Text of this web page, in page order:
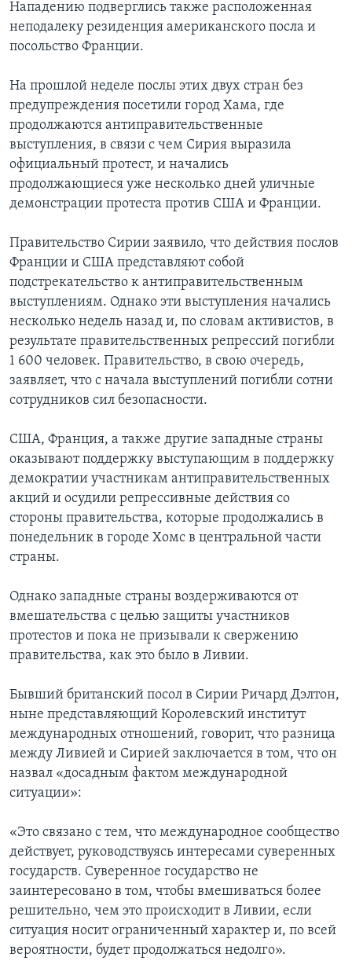
Нападению подверглись также расположенная
неподалеку резиденция американского посла и
посольство Франции.
На прошлой неделе послы этих двух стран без
предупреждения посетили город Хама, где
продолжаются антиправительственные
выступления, в связи с чем Сирия выразила
официальный протест, и начались
продолжающиеся уже несколько дней уличные
демонстрации протеста против США и Франции.
Правительство Сирии заявило, что действия послов
Франции и США представляют собой
подстрекательство к антиправительственным
выступлениям. Однако эти выступления начались
несколько недель назад и, по словам активистов, в
результате правительственных репрессий погибли
1 600 человек. Правительство, в свою очередь,
заявляет, что с начала выступлений погибли сотни
сотрудников сил безопасности.
США, Франция, а также другие западные страны
оказывают поддержку выступающим в поддержку
демократии участникам антиправительственных
акций и осудили репрессивные действия со
стороны правительства, которые продолжались в
понедельник в городе Хомс в центральной части
страны.
Однако западные страны воздерживаются от
вмешательства с целью защиты участников
протестов и пока не призывали к свержению
правительства, как это было в Ливии.
Бывший британский посол в Сирии Ричард Дэлтон,
ныне представляющий Королевский институт
международных отношений, говорит, что разница
между Ливией и Сирией заключается в том, что он
назвал «досадным фактом международной
ситуации»:
«Это связано с тем, что международное сообщество
действует, руководствуясь интересами суверенных
государств. Суверенное государство не
заинтересовано в том, чтобы вмешиваться более
решительно, чем это происходит в Ливии, если
ситуация носит ограниченный характер и, по всей
вероятности, будет продолжаться недолго».